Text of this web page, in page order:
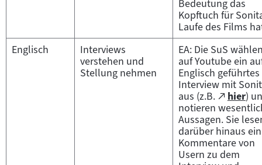
Bedeutung das
Kopftuch für
Laufe des Films
Englisch
Interviews
verstehen und
Stellung nehmen
EA: Die SuS
auf Youtube ein
Englisch geführtes
Interview mit
aus (z.B.
Zum
Inhalt:
hier
(öffnet
im
neuen
Tab)
)
notieren
Aussagen. Sie
darüber hinaus
Kommentare von
Usern zu dem